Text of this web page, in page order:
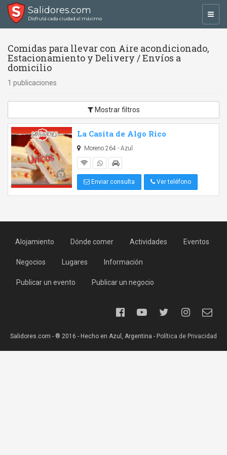
Salidores.com
Disfrutá cada ciudad al máximo
Comidas para llevar con Aire acondicionado,
Estacionamiento y Delivery / Envíos a
domicilio
1 publicaciones
Mostrar filtros
La Casita de Algo Rico
Moreno 264 - Azul
Enviar consulta Ver teléfono
Alojamiento Dónde comer Actividades Eventos
Negocios Lugares Información
Publicar un evento Publicar un negocio
Salidores.com - ® 2016 - Hecho en Azul, Argentina - Política de Privacidad